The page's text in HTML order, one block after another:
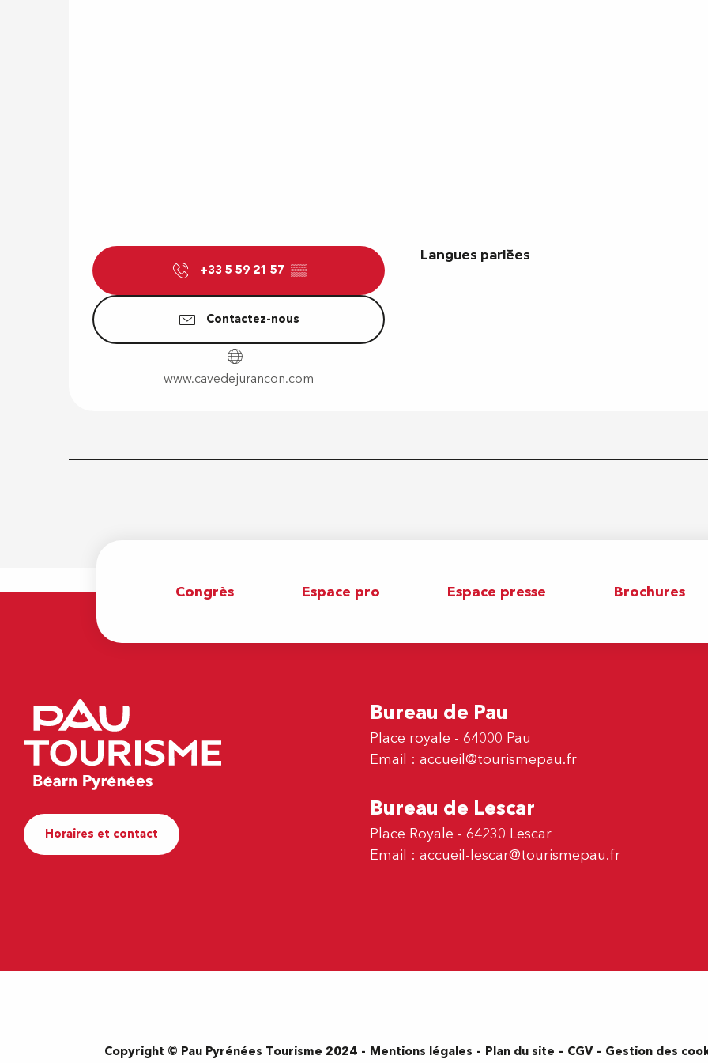
+33 5 59 21 57 ▒▒
Contactez-nous
www.cavedejurancon.com
Langues parlées
Langues parlées
Congrès Espace pro Espace presse Brochures
Horaires et contact
Bureau de Pau
Place royale - 64000 Pau
Email : accueil@tourismepau.fr
Bureau de Lescar
Place Royale - 64230 Lescar
Email : accueil-lescar@tourismepau.fr
Copyright © Pau Pyrénées Tourisme 2024 Mentions légales Plan du site CGV Gestion des